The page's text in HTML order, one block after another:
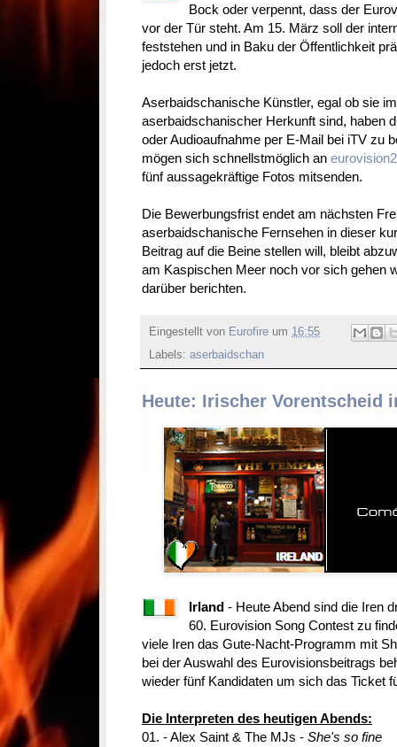
Bock oder verpennt, dass der
vor der Tür steht. Am 15. März soll der
feststehen und in Baku der Öffentlichkeit
jedoch erst jetzt.
Aserbaidschanische Künstler, egal ob sie
aserbaidschanischer Herkunft sind, haben
oder Audioaufnahme per E-Mail bei iTV zu
mögen sich schnellstmöglich an
fünf aussagekräftige Fotos mitsenden.
Die Bewerbungsfrist endet am nächsten
aserbaidschanische Fernsehen in dieser
Beitrag auf die Beine stellen will, bleibt
am Kaspischen Meer noch vor sich gehen
darüber berichten.
Eingestellt von Eurofire um 16:55
Labels: aserbaidschan
Heute: Irischer Vorentscheid
Irland - Heute Abend sind die Iren
60. Eurovision Song Contest zu
viele Iren das Gute-Nacht-Programm mit
bei der Auswahl des Eurovisionsbeitrags
wieder fünf Kandidaten um sich das Ticket
Die Interpreten des heutigen Abends:
01. - Alex Saint & The MJs - She's so fine